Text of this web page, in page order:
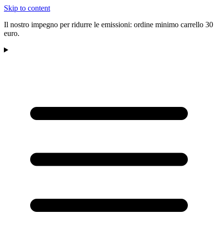
Skip to content
Il nostro impegno per ridurre le emissioni: ordine minimo carrello 30
euro.